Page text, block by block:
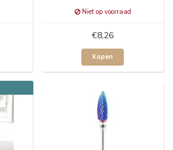
Niet op voorraad
€8,26
Kopen